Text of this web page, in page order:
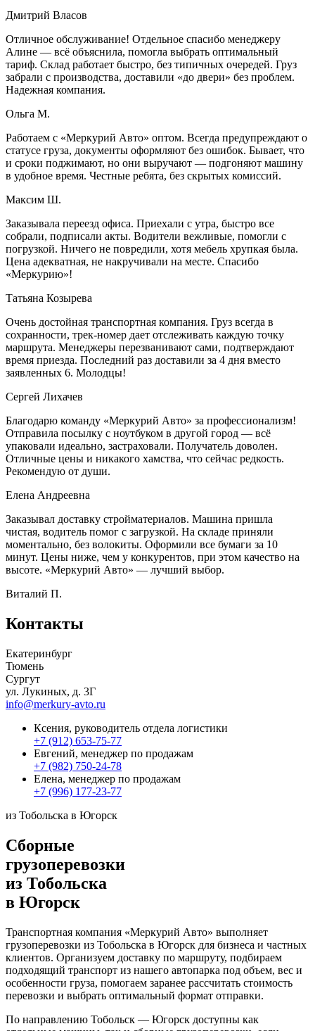
Дмитрий Власов
Отличное обслуживание! Отдельное спасибо менеджеру
Алине — всё объяснила, помогла выбрать оптимальный
тариф. Склад работает быстро, без типичных очередей. Груз
забрали с производства, доставили «до двери» без проблем.
Надежная компания.
Ольга М.
Работаем с «Меркурий Авто» оптом. Всегда предупреждают о
статусе груза, документы оформляют без ошибок. Бывает, что
и сроки поджимают, но они выручают — подгоняют машину
в удобное время. Честные ребята, без скрытых комиссий.
Максим Ш.
Заказывала переезд офиса. Приехали с утра, быстро все
собрали, подписали акты. Водители вежливые, помогли с
погрузкой. Ничего не повредили, хотя мебель хрупкая была.
Цена адекватная, не накручивали на месте. Спасибо
«Меркурию»!
Татьяна Козырева
Очень достойная транспортная компания. Груз всегда в
сохранности, трек-номер дает отслеживать каждую точку
маршрута. Менеджеры перезванивают сами, подтверждают
время приезда. Последний раз доставили за 4 дня вместо
заявленных 6. Молодцы!
Сергей Лихачев
Благодарю команду «Меркурий Авто» за профессионализм!
Отправила посылку с ноутбуком в другой город — всё
упаковали идеально, застраховали. Получатель доволен.
Отличные цены и никакого хамства, что сейчас редкость.
Рекомендую от души.
Елена Андреевна
Заказывал доставку стройматериалов. Машина пришла
чистая, водитель помог с загрузкой. На складе приняли
моментально, без волокиты. Оформили все бумаги за 10
минут. Цены ниже, чем у конкурентов, при этом качество на
высоте. «Меркурий Авто» — лучший выбор.
Виталий П.
Контакты
Екатеринбург
Тюмень
Сургут
ул. Лукиных, д. 3Г
info@merkury-avto.ru
Ксения, руководитель отдела логистики
+7 (912) 653-75-77
Евгений, менеджер по продажам
+7 (982) 750-24-78
Елена, менеджер по продажам
+7 (996) 177-23-77
из Тобольска в Югорск
Сборные
грузоперевозки
из Тобольска
в Югорск
Транспортная компания «Меркурий Авто» выполняет
грузоперевозки из Тобольска в Югорск для бизнеса и частных
клиентов. Организуем доставку по маршруту, подбираем
подходящий транспорт из нашего автопарка под объем, вес и
особенности груза, помогаем заранее рассчитать стоимость
перевозки и выбрать оптимальный формат отправки.
По направлению Тобольск — Югорск доступны как